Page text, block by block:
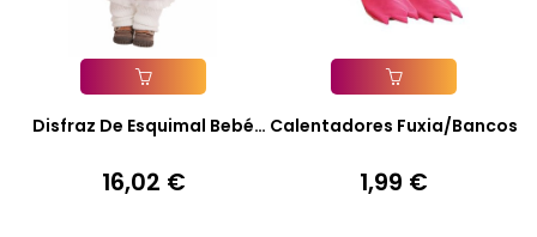
Añadir A La Cesta
Disfraz De Esquimal Bebé
Precio
16,02 €
Añadir A La Cesta
Calentadores Fuxia/Bancos
Precio
1,99 €